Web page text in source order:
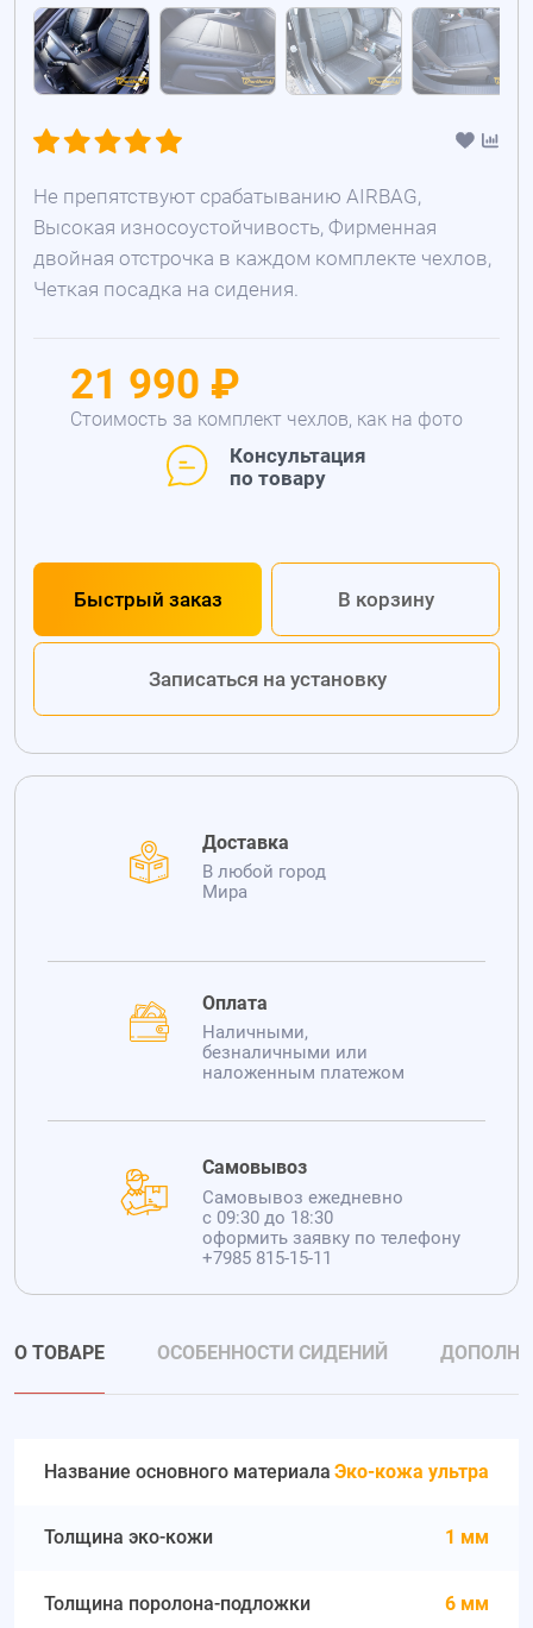
Не препятствуют срабатыванию AIRBAG,
Высокая износоустойчивость, Фирменная
двойная отстрочка в каждом комплекте чехлов,
Четкая посадка на сидения.
21 990 ₽
Стоимость за комплект чехлов, как на фото
Консультация
по товару
Быстрый заказ В корзину
Записаться на установку
Доставка
В любой город
Мира
Оплата
Наличными,
безналичными или
наложенным платежом
Самовывоз
Самовывоз ежедневно
с 09:30 до 18:30
оформить заявку по телефону
+7985 815-15-11
О ТОВАРЕ ОСОБЕННОСТИ СИДЕНИЙ
Название основного материала Эко-кожа ультра
Толщина эко-кожи 1 мм
Толщина поролона-подложки 6 мм